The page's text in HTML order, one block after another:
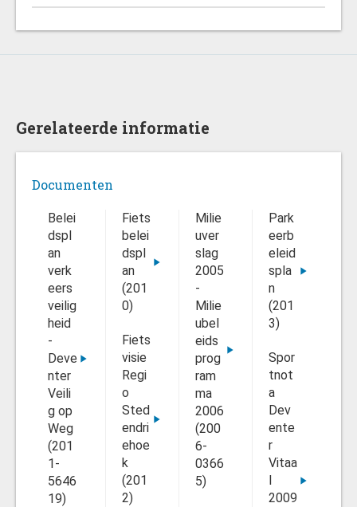
Gerelateerde informatie
Documenten
Belei
dspl
an
verk
eers
veilig
heid
-
Deve
nter
Veili
g op
Weg
(201
1-
5646
19)
Fiets
belei
dspl
an
(201
0)
Fiets
visie
Regi
o
Sted
endri
ehoe
k
(201
2)
Milie
uver
slag
2005
-
Milie
ubel
eids
prog
ram
ma
2006
(200
6-
0366
5)
Park
eerb
eleid
spla
n
(201
3)
Spor
tnot
a
Dev
ente
r
Vitaa
l
2009